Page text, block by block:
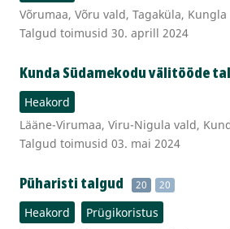
Võrumaa, Võru vald, Tagaküla, Kungla
Talgud toimusid 30. aprill 2024
Kunda Südamekodu välitööde
Heakord
Lääne-Virumaa, Viru-Nigula vald,
Talgud toimusid 03. mai 2024
Püharisti talgud 20 20
Heakord
Prügikoristus